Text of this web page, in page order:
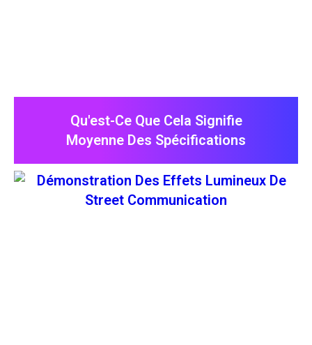
Qu'est-Ce Que Cela Signifie
Moyenne Des Spécifications